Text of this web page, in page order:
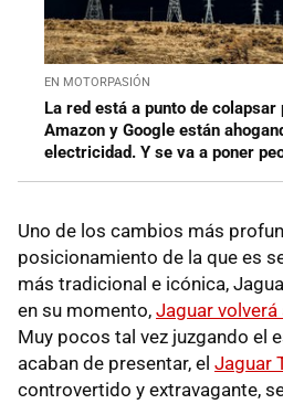
EN MOTORPASIÓN
La red está a punto de colapsar
Amazon y Google están
electricidad. Y se va a poner
Uno de los cambios más
posicionamiento de la que es
más tradicional e icónica,
en su momento, Jaguar
Muy pocos tal vez juzgando el
acaban de presentar, el Jaguar
controvertido y extravagante,